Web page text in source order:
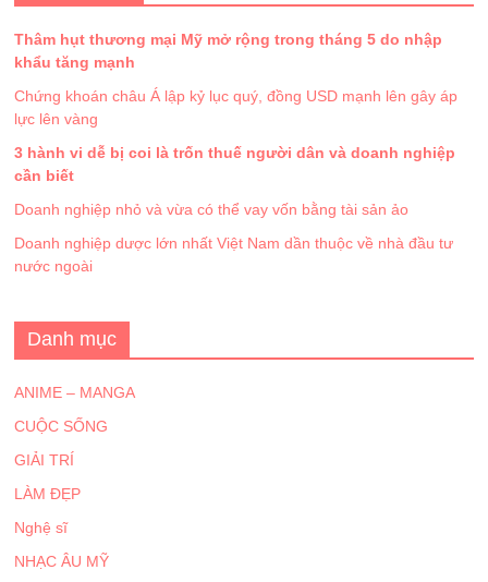
Thâm hụt thương mại Mỹ mở rộng trong tháng 5 do nhập
khẩu tăng mạnh
Chứng khoán châu Á lập kỷ lục quý, đồng USD mạnh lên gây áp
lực lên vàng
3 hành vi dễ bị coi là trốn thuế người dân và doanh nghiệp
cần biết
Doanh nghiệp nhỏ và vừa có thể vay vốn bằng tài sản ảo
Doanh nghiệp dược lớn nhất Việt Nam dần thuộc về nhà đầu tư
nước ngoài
Danh mục
ANIME – MANGA
CUỘC SỐNG
GIẢI TRÍ
LÀM ĐẸP
Nghệ sĩ
NHẠC ÂU MỸ